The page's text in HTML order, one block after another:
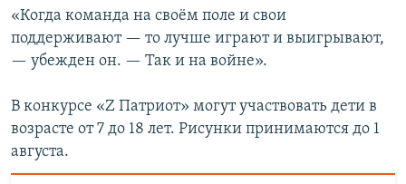
«Когда команда на своём поле и свои
поддерживают — то лучше играют и выигрывают,
— убежден он. — Так и на войне».
В конкурсе «Z Патриот» могут участвовать дети в
возрасте от 7 до 18 лет. Рисунки принимаются до 1
августа.